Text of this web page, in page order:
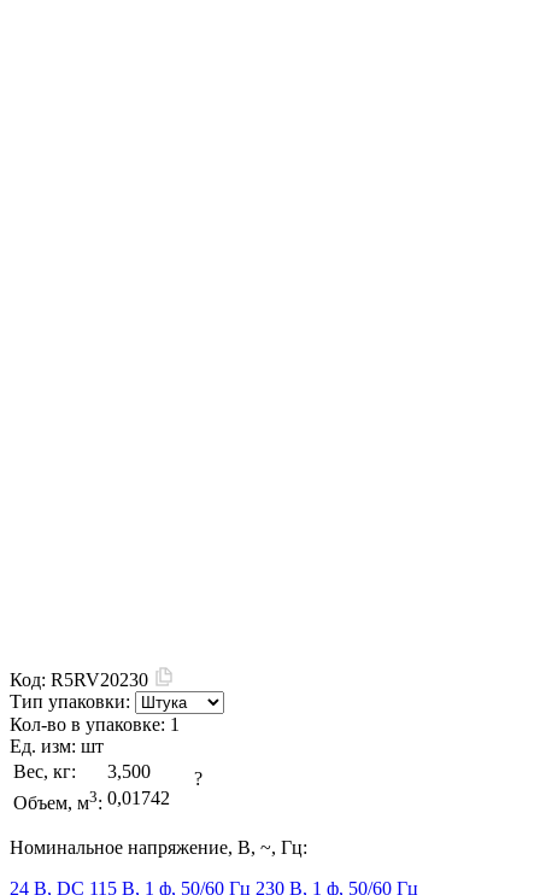
Код: R5RV20230
Тип упаковки:
Кол-во в упаковке: 1
Ед. изм: шт
Вес, кг:
3,500
Объем, м3: 0,01742
?
Номинальное напряжение, В, ~, Гц:
24 В, DC 115 В, 1 ф, 50/60 Гц 230 В, 1 ф, 50/60 Гц